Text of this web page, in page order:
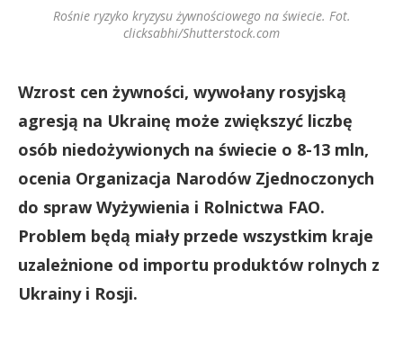
Rośnie ryzyko kryzysu żywnościowego na świecie. Fot.
clicksabhi/Shutterstock.com
Wzrost cen żywności, wywołany rosyjską
agresją na Ukrainę może zwiększyć liczbę
osób niedożywionych na świecie o 8-13 mln,
ocenia Organizacja Narodów Zjednoczonych
do spraw Wyżywienia i Rolnictwa FAO.
Problem będą miały przede wszystkim kraje
uzależnione od importu produktów rolnych z
Ukrainy i Rosji.